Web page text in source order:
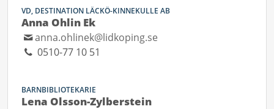
VD, DESTINATION LÄCKÖ-KINNEKULLE AB
Anna Ohlin Ek
anna.ohlinek@lidkoping.se
0510-77 10 51
BARNBIBLIOTEKARIE
Lena Olsson-Zylberstein